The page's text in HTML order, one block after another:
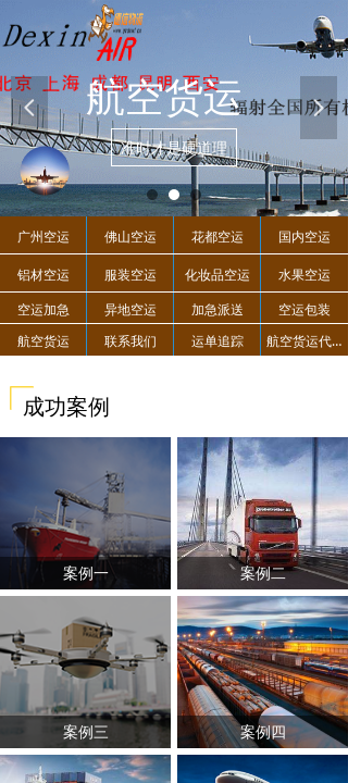
航空货运
准时才是硬道理
넳 넲
广州空运 佛山空运 花都空运 国内空运
铝材空运 服装空运 化妆品空运
水果空运
空运加急
异地空运 加急派送
空运包装
航空货运
联系我们 运单追踪 航空货运代收
案例一 案例二
案例三 案例四
成功案例